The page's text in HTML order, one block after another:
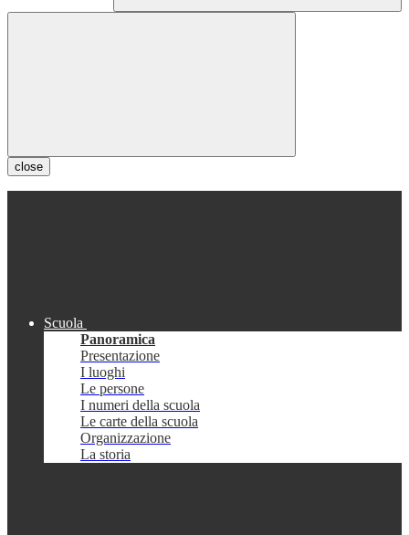
close
Scuola
Panoramica
Presentazione
I luoghi
Le persone
I numeri della scuola
Le carte della scuola
Organizzazione
La storia